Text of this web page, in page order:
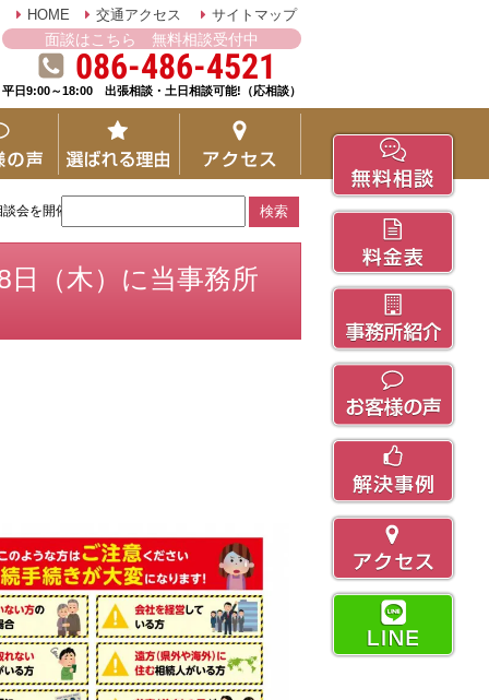
HOME 交通アクセス サイトマップ
面談はこちら 無料相談受付中
086-486-4521
平日9:00～18:00 出張相談・土日相談可能!（応相談）
会を開催！
日（木）に当事務所